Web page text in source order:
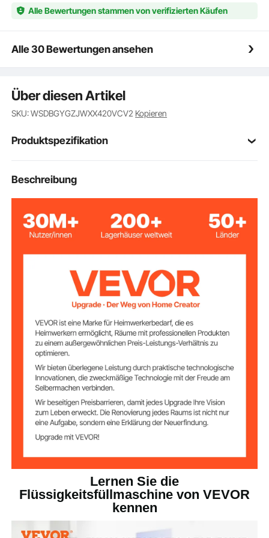
Alle Bewertungen stammen von verifizierten Käufen
Alle 30 Bewertungen ansehen
Über diesen Artikel
SKU: WSDBGYGZJWXX420VCV2 Kopieren
Produktspezifikation
Artikelmodellnum
mer
Wägebereich 0,11-11 lbs / 50–5000 g
Produktgröße
260 x 175 mm
Q235B kaltgewalztes Blech
Steuerung Automatisch
Produktgewicht
Beschreibung
Lernen Sie die
Flüssigkeitsfüllmaschine von VEVOR
kennen